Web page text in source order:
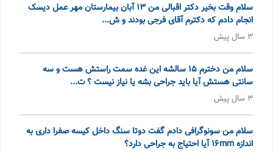
سلام وقت بخیر دکتر اقبالی من 13 آبان بیمارستان مهر عمل دیسک
انجام دادم که دکترم آقای فرجی بودند و ش...
3 سال پیش
سلام من دخترم 15 سالشه این غده سمت راستش هست و سه
سانتی هستش آیا باید جراحی بشه یا نیاز نیست ؟ ت...
3 سال پیش
سلام من سونوگرافی دادم گفت دوتا سنگ داخل کیسه صفرا داری به
اندازه 16mm آیا احتیاج به جراحی دارد؟